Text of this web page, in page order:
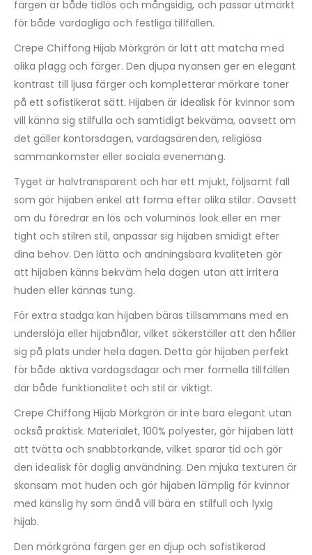
färgen är både tidlös och mångsidig, och passar utmärkt
för både vardagliga och festliga tillfällen.
Crepe Chiffong Hijab Mörkgrön är lätt att matcha med
olika plagg och färger. Den djupa nyansen ger en elegant
kontrast till ljusa färger och kompletterar mörkare toner
på ett sofistikerat sätt. Hijaben är idealisk för kvinnor som
vill känna sig stilfulla och samtidigt bekväma, oavsett om
det gäller kontorsdagen, vardagsärenden, religiösa
sammankomster eller sociala evenemang.
Tyget är halvtransparent och har ett mjukt, följsamt fall
som gör hijaben enkel att forma efter olika stilar. Oavsett
om du föredrar en lös och voluminös look eller en mer
tight och stilren stil, anpassar sig hijaben smidigt efter
dina behov. Den lätta och andningsbara kvaliteten gör
att hijaben känns bekväm hela dagen utan att irritera
huden eller kännas tung.
För extra stadga kan hijaben bäras tillsammans med en
underslöja eller hijabnålar, vilket säkerställer att den håller
sig på plats under hela dagen. Detta gör hijaben perfekt
för både aktiva vardagsdagar och mer formella tillfällen
där både funktionalitet och stil är viktigt.
Crepe Chiffong Hijab Mörkgrön är inte bara elegant utan
också praktisk. Materialet, 100% polyester, gör hijaben lätt
att tvätta och snabbtorkande, vilket sparar tid och gör
den idealisk för daglig användning. Den mjuka texturen är
skonsam mot huden och gör hijaben lämplig för kvinnor
med känslig hy som ändå vill bära en stilfull och lyxig
hijab.
Den mörkgröna färgen ger en djup och sofistikerad